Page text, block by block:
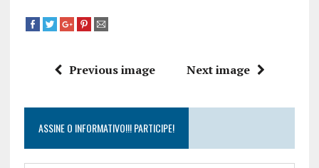
Previous image Next image
ASSINE O INFORMATIVO!!! PARTICIPE!